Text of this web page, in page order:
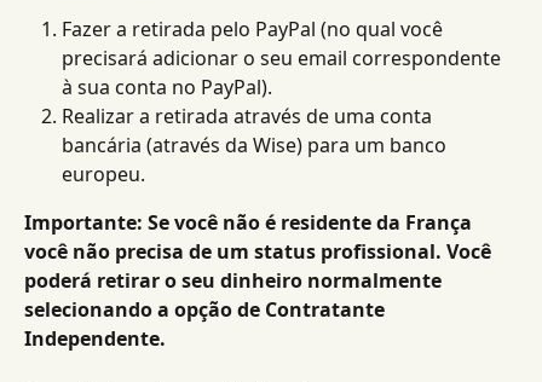
Fazer a retirada pelo PayPal (no qual você
precisará adicionar o seu email correspondente
à sua conta no PayPal).
Realizar a retirada através de uma conta
bancária (através da Wise) para um banco
europeu.
Importante: Se você não é residente da França
você não precisa de um status profissional. Você
poderá retirar o seu dinheiro normalmente
selecionando a opção de Contratante
Independente.